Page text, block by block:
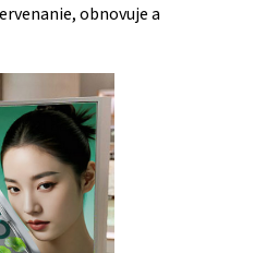
obnovuje a